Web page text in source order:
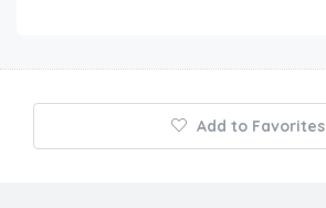
Add to Favorites